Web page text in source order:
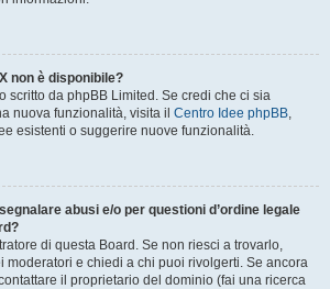
non è disponibile?
scritto da phpBB Limited. Se credi che ci sia
nuova funzionalità, visita il Centro Idee phpBB,
esistenti o suggerire nuove funzionalità.
abusi e/o per questioni d’ordine legale
di questa Board. Se non riesci a trovarlo,
moderatori e chiedi a chi puoi rivolgerti. Se ancora
il proprietario del dominio (fai una ricerca